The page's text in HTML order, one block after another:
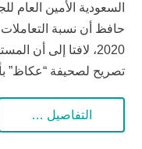
السعودية الأمين العام
تصريح لصحيفة “عكاظ”
التفاصيل …